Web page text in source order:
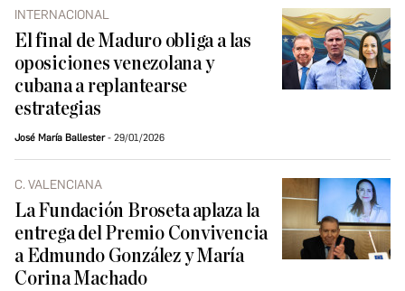
INTERNACIONAL
El final de Maduro obliga a las
oposiciones venezolana y
cubana a replantearse
estrategias
José María Ballester 29/01/2026
C. VALENCIANA
La Fundación Broseta aplaza la
entrega del Premio Convivencia
a Edmundo González y María
Corina Machado